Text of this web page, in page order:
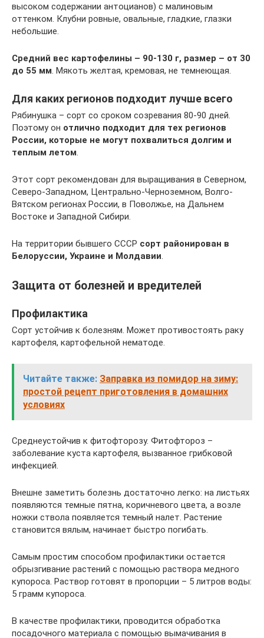
высоком содержании антоцианов) с малиновым
оттенком. Клубни ровные, овальные, гладкие, глазки
небольшие.
Средний вес картофелины – 90-130 г, размер – от 30
до 55 мм. Мякоть желтая, кремовая, не темнеющая.
Для каких регионов подходит лучше всего
Рябинушка – сорт со сроком созревания 80-90 дней.
Поэтому он отлично подходит для тех регионов
России, которые не могут похвалиться долгим и
теплым летом.
Этот сорт рекомендован для выращивания в Северном,
Северо-Западном, Центрально-Черноземном, Волго-
Вятском регионах России, в Поволжье, на Дальнем
Востоке и Западной Сибири.
На территории бывшего СССР сорт районирован в
Белоруссии, Украине и Молдавии.
Защита от болезней и вредителей
Профилактика
Сорт устойчив к болезням. Может противостоять раку
картофеля, картофельной нематоде.
Читайте также: Заправка из помидор на зиму:
простой рецепт приготовления в домашних
условиях
Среднеустойчив к фитофторозу. Фитофтороз –
заболевание куста картофеля, вызванное грибковой
инфекцией.
Внешне заметить болезнь достаточно легко: на листьях
появляются темные пятна, коричневого цвета, а возле
ножки ствола появляется темный налет. Растение
становится вялым, начинает быстро погибать.
Самым простим способом профилактики остается
обрызгивание растений с помощью раствора медного
купороса. Раствор готовят в пропорции – 5 литров воды:
5 грамм купороса.
В качестве профилактики, проводится обработка
посадочного материала с помощью вымачивания в